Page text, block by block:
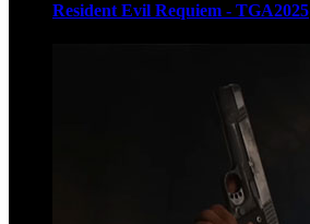
Resident Evil Requiem - TGA2025